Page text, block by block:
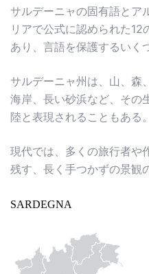
サルデーニャの固有語とア
リアで公式に認められた
あり、言語を保護するいく
サルデーニャ州は、山、森
海岸、長い砂浜など、その
陸と表現されることもある。
現代では、多くの旅行者や
残す、長く手つかずの景観